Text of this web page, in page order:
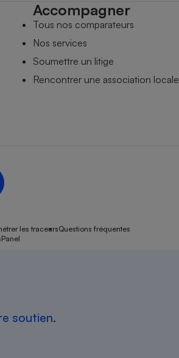
soutien.
Accompagner
Tous nos comparateurs
Nos services
Soumettre un litige
Rencontrer une association locale
les traceursQuestions fréquentes
Panel